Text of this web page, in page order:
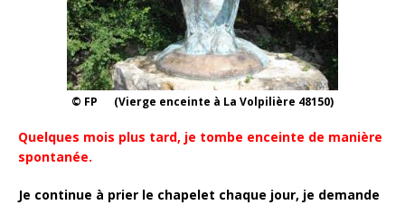
© FP (Vierge enceinte à La Volpilière 48150)
Quelques mois plus tard, je tombe enceinte de manière
spontanée.
Je continue à prier le chapelet chaque jour, je demande